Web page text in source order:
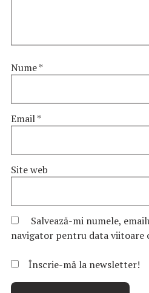
Nume*
Email*
Site web
Salvează-mi numele,
navigator pentru data viitoare
Înscrie-mă la newsletter!